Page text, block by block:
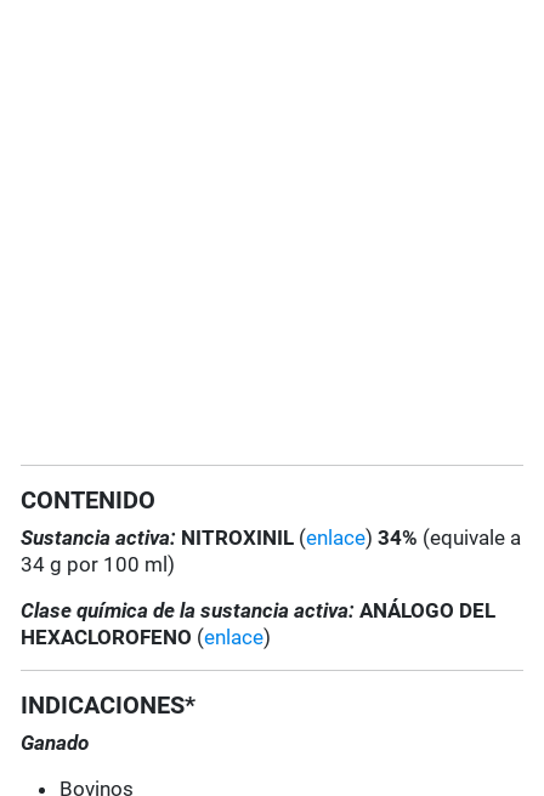
CONTENIDO
Sustancia activa: NITROXINIL (enlace)34% (equivale a
34 g por 100 ml)
Clase química de la sustancia activa:ANÁLOGO DEL
HEXACLOROFENO (enlace)
INDICACIONES*
Ganado
Bovinos